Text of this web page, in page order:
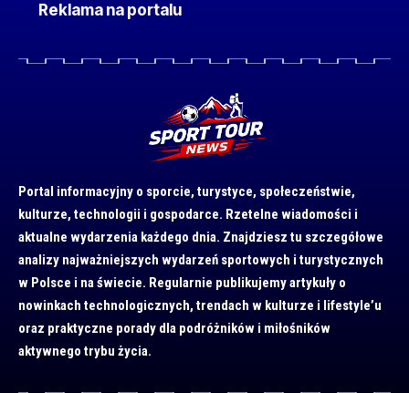
Reklama na portalu
Portal informacyjny o sporcie, turystyce, społeczeństwie,
kulturze, technologii i gospodarce. Rzetelne wiadomości i
aktualne wydarzenia każdego dnia. Znajdziesz tu szczegółowe
analizy najważniejszych wydarzeń sportowych i turystycznych
w Polsce i na świecie. Regularnie publikujemy artykuły o
nowinkach technologicznych, trendach w kulturze i lifestyle’u
oraz praktyczne porady dla podróżników i miłośników
aktywnego trybu życia.